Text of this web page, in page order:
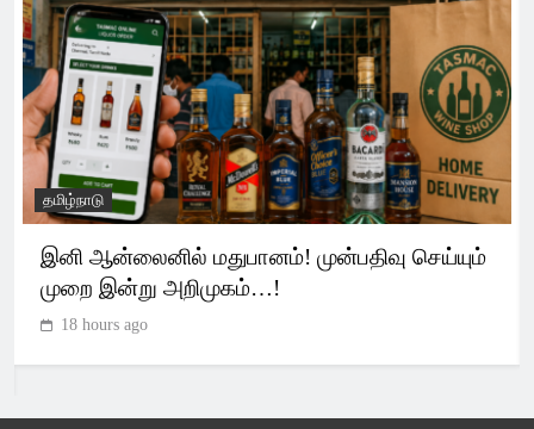
அரசியல் இந்தியா
தவெக அரசின் முதல் பட்ஜெட்… முக்கிய
அறிவிப்புகள் என்னென்ன?
1 day ago